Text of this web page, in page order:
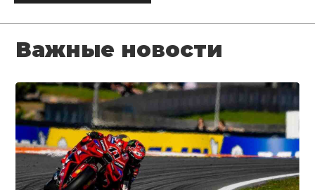
Важные новости